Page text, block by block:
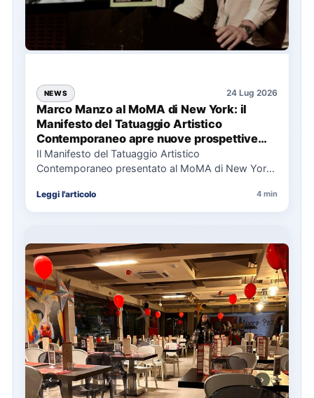
NEWS 24 Lug 2026
Marco Manzo al MoMA di New York: il
Manifesto del Tatuaggio Artistico
Contemporaneo apre nuove prospettive
per il collezionismo
Il Manifesto del Tatuaggio Artistico
Contemporaneo presentato al MoMA di New York
Leggi l'articolo 4 min